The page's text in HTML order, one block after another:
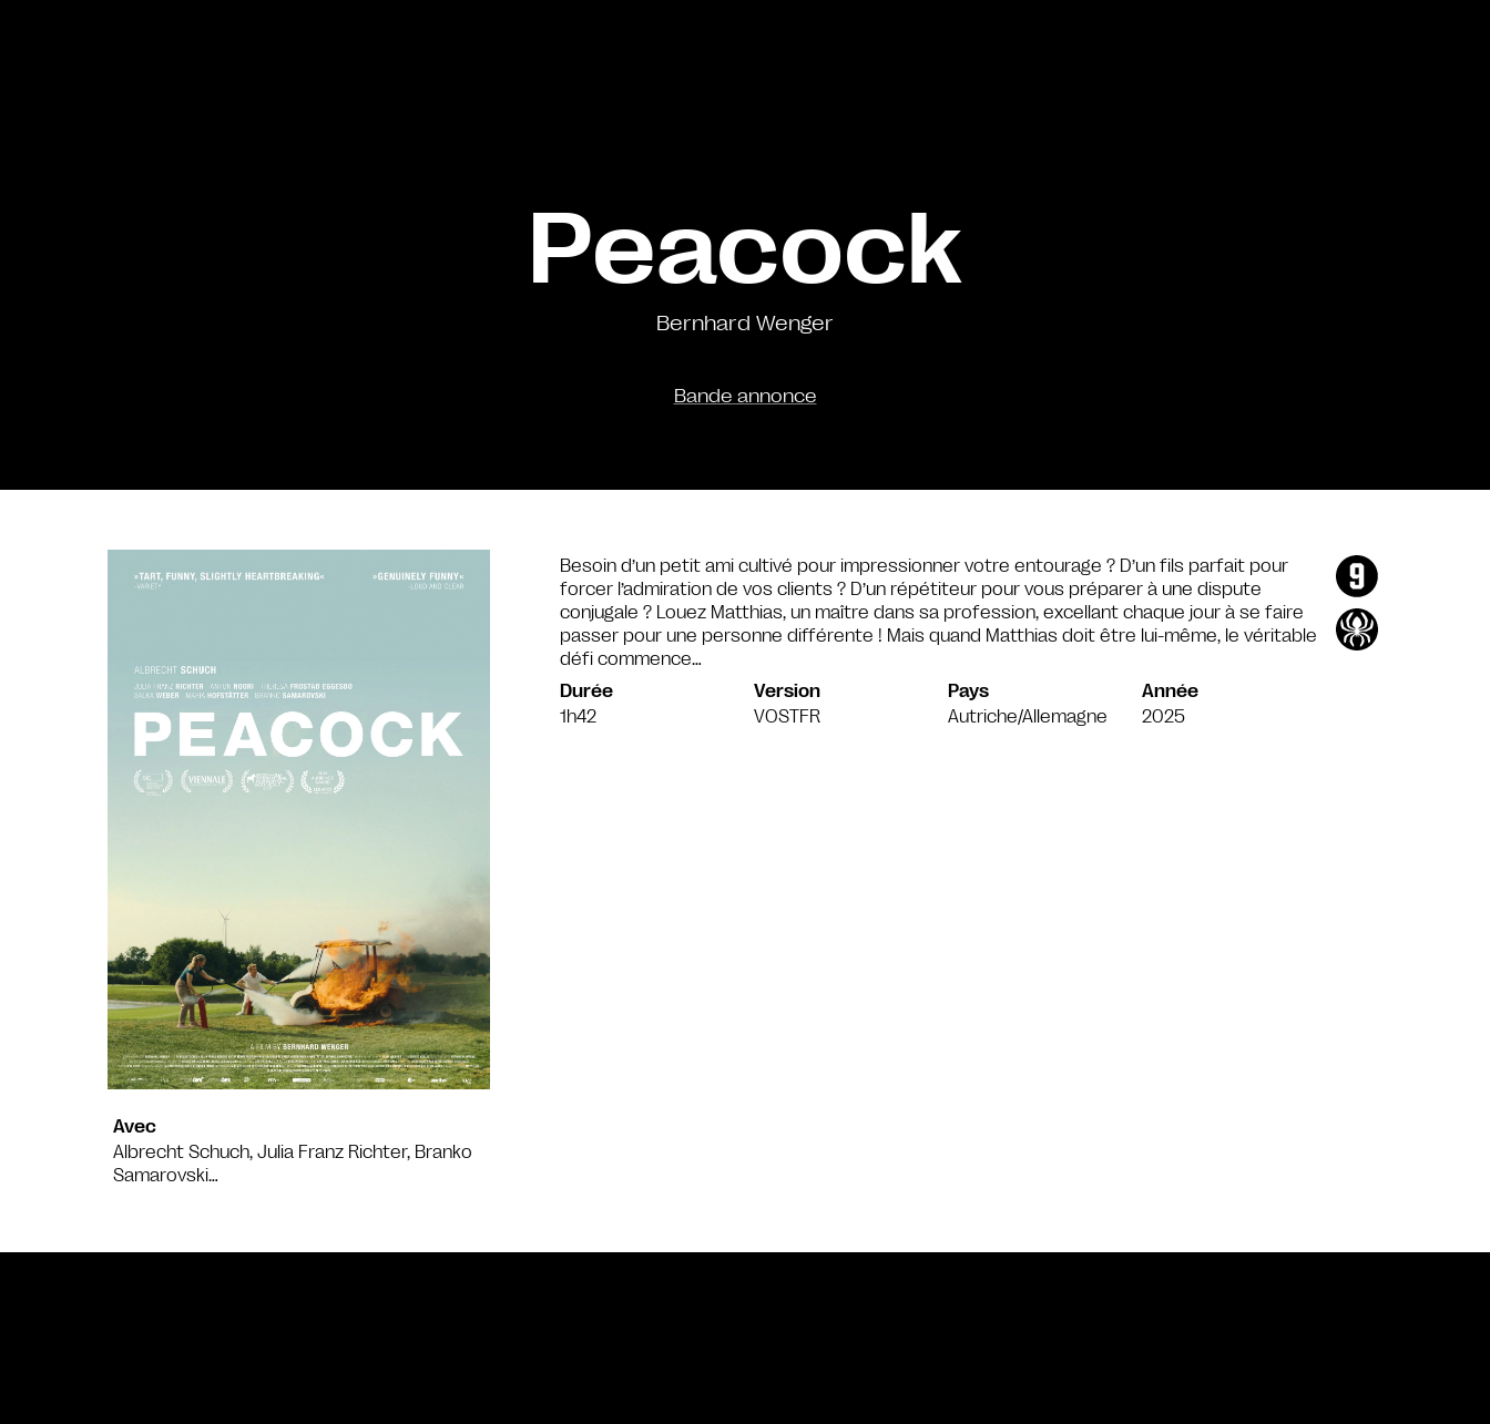
Peacock
Bernhard Wenger
Bande annonce
Avec
Albrecht Schuch, Julia Franz Richter, Branko
Samarovski…
Besoin d’un petit ami cultivé pour impressionner votre entourage ? D’un fils parfait pour
forcer l’admiration de vos clients ? D’un répétiteur pour vous préparer à une dispute
conjugale ? Louez Matthias, un maître dans sa profession, excellant chaque jour à se faire
passer pour une personne différente ! Mais quand Matthias doit être lui-même, le véritable
défi commence…
Durée
1h42
Version
VOSTFR
Pays
Autriche/Allemagne
Année
2025